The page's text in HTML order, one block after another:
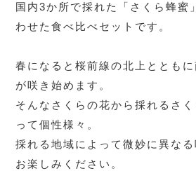
国内3か所で採れた「さくら蜂蜜
わせた食べ比べセットです。
春になると桜前線の北上ととも
が咲き始めます。
そんなさくらの花から採れるさ
って個性様々。
採れる地域によって微妙に異な
お楽しみください。